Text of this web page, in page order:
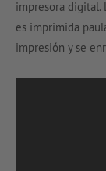
impresora digital.
es imprimida
impresión y se